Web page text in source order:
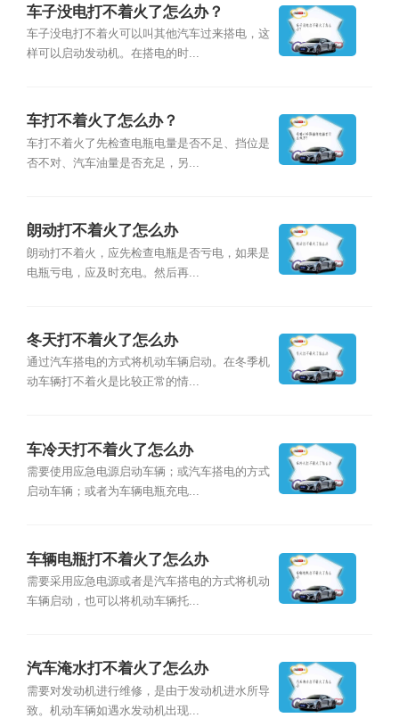
车子没电打不着火了怎么办？
车子没电打不着火可以叫其他汽车过来搭电，这
样可以启动发动机。在搭电的时...
车打不着火了怎么办？
车打不着火了先检查电瓶电量是否不足、挡位是
否不对、汽车油量是否充足，另...
朗动打不着火了怎么办
朗动打不着火，应先检查电瓶是否亏电，如果是
电瓶亏电，应及时充电。然后再...
冬天打不着火了怎么办
通过汽车搭电的方式将机动车辆启动。在冬季机
动车辆打不着火是比较正常的情...
车冷天打不着火了怎么办
需要使用应急电源启动车辆；或汽车搭电的方式
启动车辆；或者为车辆电瓶充电...
车辆电瓶打不着火了怎么办
需要采用应急电源或者是汽车搭电的方式将机动
车辆启动，也可以将机动车辆托...
汽车淹水打不着火了怎么办
需要对发动机进行维修，是由于发动机进水所导
致。机动车辆如遇水发动机出现...